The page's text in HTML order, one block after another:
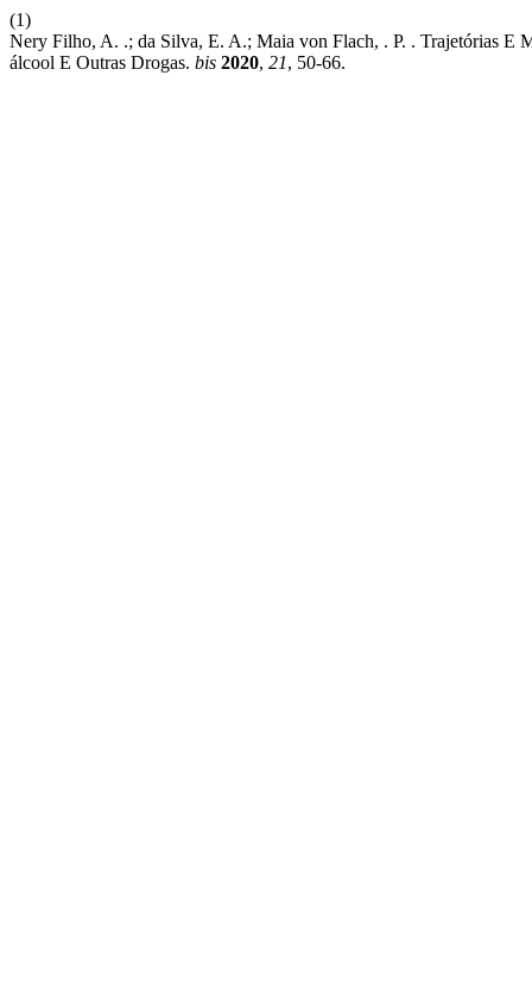
(1)
Nery Filho, A. .; da Silva, E. A.; Maia von Flach, . P. . Trajetórias E
álcool E Outras Drogas. bis 2020, 21, 50-66.